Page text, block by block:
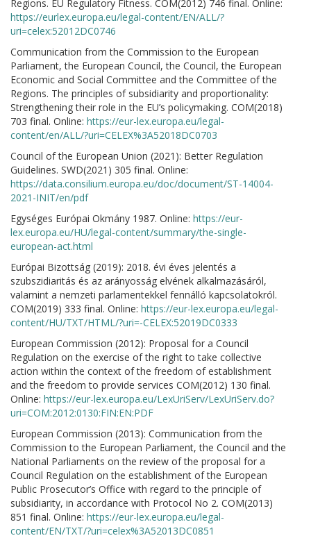
Regions. EU Regulatory Fitness. COM(2012) 746 final. Online:
https://eurlex.europa.eu/legal-content/EN/ALL/?
uri=celex:52012DC0746
Communication from the Commission to the European
Parliament, the European Council, the Council, the European
Economic and Social Committee and the Committee of the
Regions. The principles of subsidiarity and proportionality:
Strengthening their role in the EU’s policymaking. COM(2018)
703 final. Online: https://eur-lex.europa.eu/legal-
content/en/ALL/?uri=CELEX%3A52018DC0703
Council of the European Union (2021): Better Regulation
Guidelines. SWD(2021) 305 final. Online:
https://data.consilium.europa.eu/doc/document/ST-14004-
2021-INIT/en/pdf
Egységes Európai Okmány 1987. Online: https://eur-
lex.europa.eu/HU/legal-content/summary/the-single-
european-act.html
Európai Bizottság (2019): 2018. évi éves jelentés a
szubszidiaritás és az arányosság elvének alkalmazásáról,
valamint a nemzeti parlamentekkel fennálló kapcsolatokról.
COM(2019) 333 final. Online: https://eur-lex.europa.eu/legal-
content/HU/TXT/HTML/?uri=-CELEX:52019DC0333
European Commission (2012): Proposal for a Council
Regulation on the exercise of the right to take collective
action within the context of the freedom of establishment
and the freedom to provide services COM(2012) 130 final.
Online: https://eur-lex.europa.eu/LexUriServ/LexUriServ.do?
uri=COM:2012:0130:FIN:EN:PDF
European Commission (2013): Communication from the
Commission to the European Parliament, the Council and the
National Parliaments on the review of the proposal for a
Council Regulation on the establishment of the European
Public Prosecutor’s Office with regard to the principle of
subsidiarity, in accordance with Protocol No 2. COM(2013)
851 final. Online: https://eur-lex.europa.eu/legal-
content/EN/TXT/?uri=celex%3A52013DC0851